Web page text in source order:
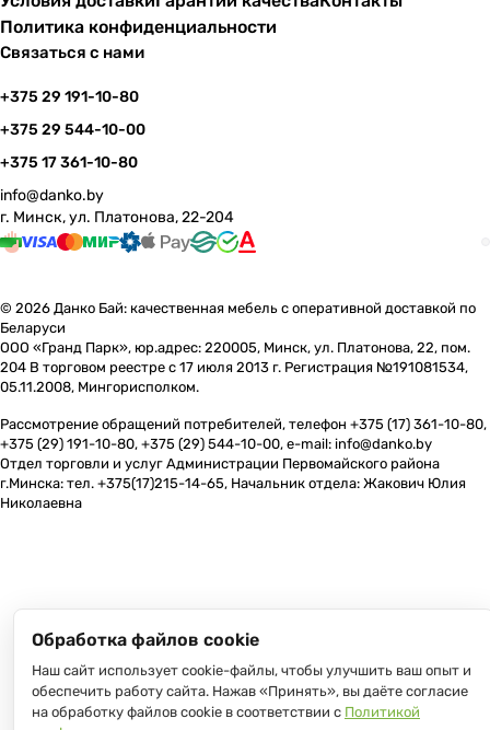
Политика конфиденциальности
Связаться с нами
+375 29 191-10-80
+375 29 544-10-00
+375 17 361-10-80
info@danko.by
г. Минск, ул. Платонова, 22-204
© 2026 Данко Бай: качественная мебель с оперативной доставкой по
Беларуси
ООО «Гранд Парк», юр.адрес: 220005, Минск, ул. Платонова, 22, пом.
204 В торговом реестре с 17 июля 2013 г. Регистрация №191081534,
05.11.2008, Мингорисполком.
Рассмотрение обращений потребителей, телефон +375 (17) 361-10-80,
+375 (29) 191-10-80, +375 (29) 544-10-00, e-mail: info@danko.by
Отдел торговли и услуг Администрации Первомайского района
г.Минска: тел. +375(17)215-14-65, Начальник отдела: Жакович Юлия
Николаевна
Обработка файлов cookie
Наш сайт использует cookie-файлы, чтобы улучшить ваш опыт и
обеспечить работу сайта. Нажав «Принять», вы даёте согласие
на обработку файлов cookie в соответствии с Политикой